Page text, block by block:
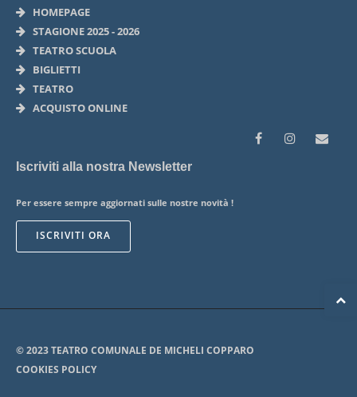
HOMEPAGE
STAGIONE 2025 - 2026
TEATRO SCUOLA
BIGLIETTI
TEATRO
ACQUISTO ONLINE
Iscriviti alla nostra Newsletter
Per essere sempre aggiornati sulle nostre novità !
ISCRIVITI ORA
© 2023 TEATRO COMUNALE DE MICHELI COPPARO
COOKIES POLICY